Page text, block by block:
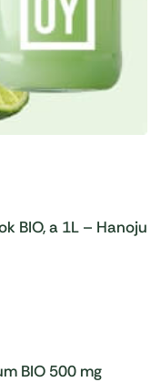
BIO, a 1L – Hanoju
BIO 500 mg